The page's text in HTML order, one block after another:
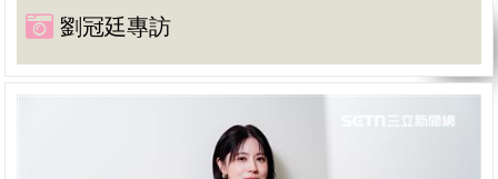
劉冠廷專訪